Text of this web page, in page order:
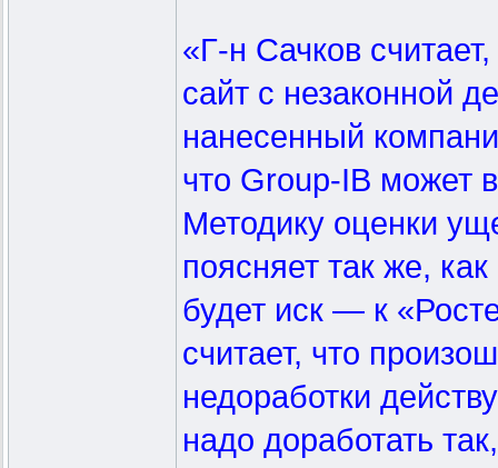
«Г-н Сачков
сайт с незаконной
нанесенный
что Group-IB может
Методику оценки
поясняет так же,
будет иск — к
считает, что
недоработки
надо доработать